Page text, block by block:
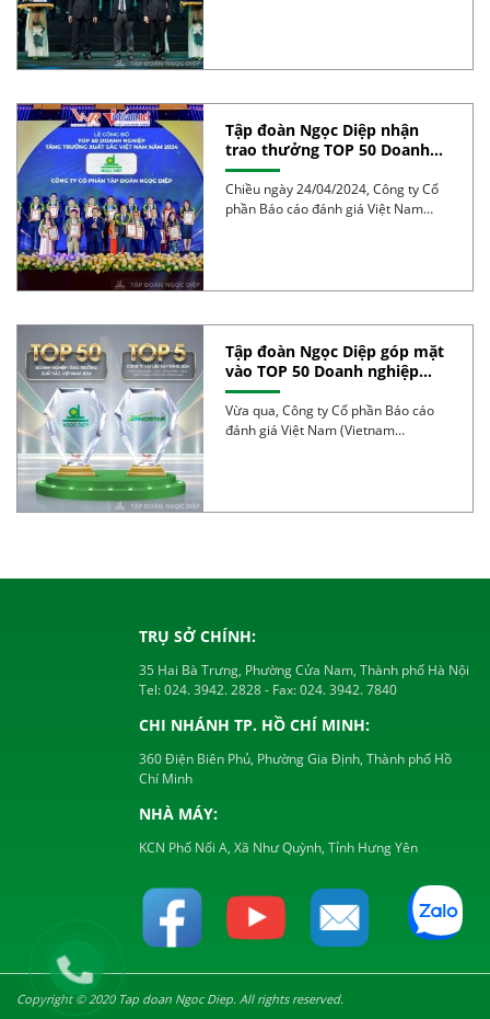
Tập đoàn Ngọc Diệp nhận
trao thưởng TOP 50 Doanh
nghiệp tăng trưởng xuất sắc
Việt Nam Năm 2024
Chiều ngày 24/04/2024, Công ty Cổ
phần Báo cáo đánh giá Việt Nam
Tập đoàn Ngọc Diệp góp mặt
vào TOP 50 Doanh nghiệp
tăng trưởng xuất sắc Việt
Nam năm 2024
Vừa qua, Công ty Cổ phần Báo cáo
đánh giá Việt Nam (Vietnam
TRỤ SỞ CHÍNH:
35 Hai Bà Trưng, Phường Cửa Nam, Thành phố Hà Nội
Tel:024. 3942. 2828- Fax:024. 3942. 7840
CHI NHÁNH TP. HỒ CHÍ MINH:
360 Điện Biên Phủ, Phường Gia Định, Thành phố Hồ
Chí Minh
NHÀ MÁY:
KCN Phố Nối A, Xã Như Quỳnh, Tỉnh Hưng Yên
Copyright © 2020 Tap doan Ngoc Diep. All rights reserved.